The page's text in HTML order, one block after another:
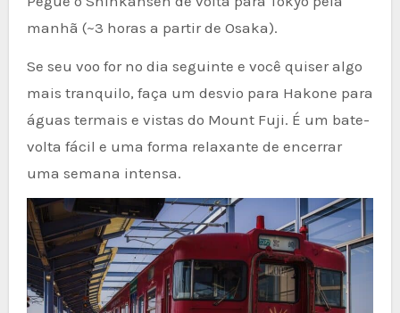
manhã (~3 horas a partir de Osaka).
Se seu voo for no dia seguinte e você quiser algo
mais tranquilo, faça um desvio para Hakone para
águas termais e vistas do Mount Fuji. É um bate-
volta fácil e uma forma relaxante de encerrar
uma semana intensa.